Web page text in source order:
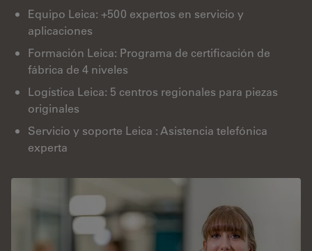
Equipo Leica: +500 expertos en servicio y
aplicaciones
Formación Leica: Programa de certificación de
fábrica de 4 niveles
Logística Leica: 5 centros regionales para piezas
originales
Servicio y soporte Leica : Asistencia telefónica
experta